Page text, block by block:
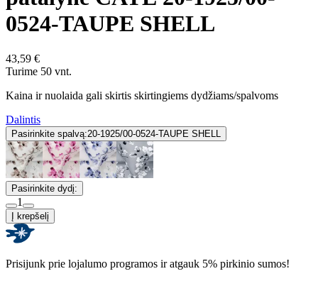
0524-TAUPE SHELL
43,59 €
Turime 50 vnt.
Kaina ir nuolaida gali skirtis skirtingiems dydžiams/spalvoms
Dalintis
Pasirinkite spalvą:20-1925/00-0524-TAUPE SHELL
Pasirinkite dydį:
1
Į krepšelį
Prisijunk prie lojalumo programos ir atgauk 5% pirkinio sumos!